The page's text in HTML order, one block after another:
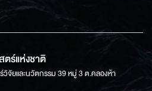
ร์แห่งชาติ
จัยและนวัตกรรม 39 หมู่ 3 ต.คลองห้า